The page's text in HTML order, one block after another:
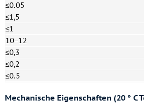
≤0.05
≤1,5
≤1
10−12
≤0,3
≤0,2
≤0.5
Mechanische Eigenschaften (20 ° C